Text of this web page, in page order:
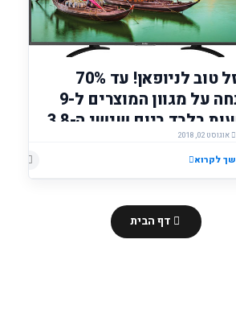
הוסף רשומת תגובה
מזל טוב לניופאן! עד 70%
הנחה על מגוון המוצרים ל-9
שעות בלבד ביום שישי ה-3.8
סניפי ניופאן אאוטלטאוגוסט 02, 2018
לקרוא
דף הבית